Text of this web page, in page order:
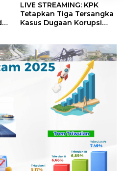
LIVE STREAMING: KPK
Tetapkan Tiga Tersangka
Kasus Dugaan Korupsi